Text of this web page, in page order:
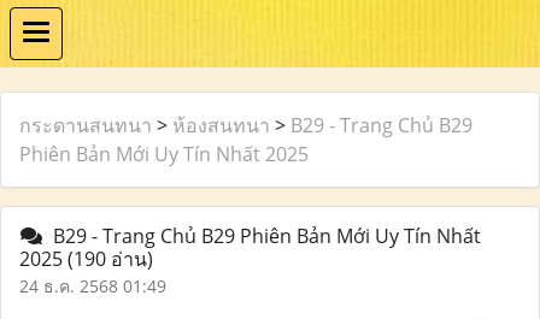
กระดานสนทนา > ห้องสนทนา > B29 - Trang Chủ B29
Phiên Bản Mới Uy Tín Nhất 2025
B29 - Trang Chủ B29 Phiên Bản Mới Uy Tín Nhất
2025(190 อ่าน)
24 ธ.ค. 2568 01:49